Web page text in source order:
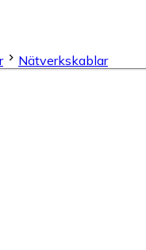
Nätverkskablar